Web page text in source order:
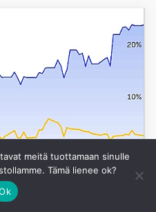
meitä tuottamaan sinulle
Tämä lienee ok?